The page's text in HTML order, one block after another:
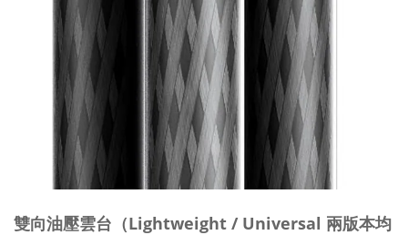
雙向油壓雲台（Lightweight / Universal 兩版本均